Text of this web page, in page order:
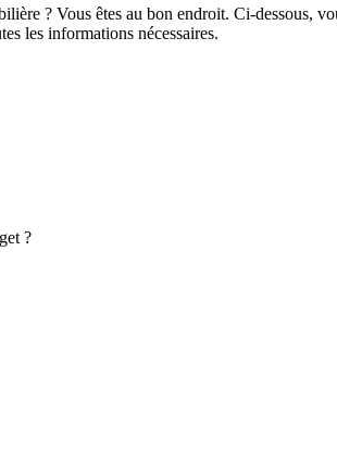
? Vous êtes au bon endroit. Ci-dessous,
les informations nécessaires.
?